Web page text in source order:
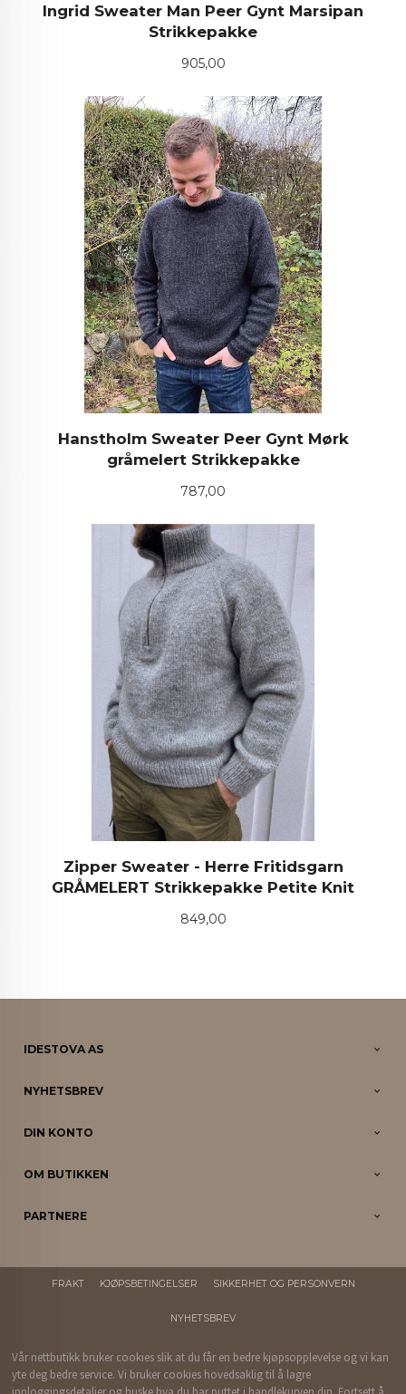
Ingrid Sweater Man Peer Gynt Marsipan
Strikkepakke
Pris
905,00
Hanstholm Sweater Peer Gynt Mørk
gråmelert Strikkepakke
Pris
787,00
Zipper Sweater - Herre Fritidsgarn
GRÅMELERT Strikkepakke Petite Knit
Pris
849,00
IDESTOVA AS
NYHETSBREV
DIN KONTO
OM BUTIKKEN
PARTNERE
FRAKT KJØPSBETINGELSER SIKKERHET OG PERSONVERN
NYHETSBREV
Vår nettbutikk bruker cookies slik at du får en bedre kjøpsopplevelse og vi kan
yte deg bedre service. Vi bruker cookies hovedsaklig til å lagre